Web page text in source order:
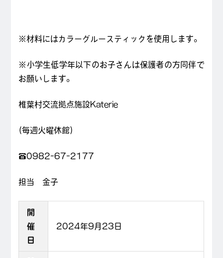
※材料にはカラーグルースティックを使用します。
※小学生低学年以下のお子さんは保護者の方同伴で
お願いします。
椎葉村交流拠点施設Katerie
(毎週火曜休館)
☎0982-67-2177
担当 金子
開
催
日
2024年9月23日